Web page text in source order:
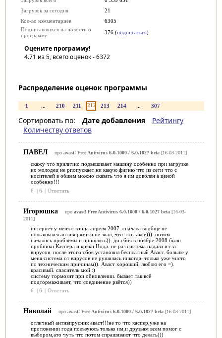
Загрузок за сегодня
21
Кол-во комментариев
6305
Подписавшихся на новости о
программе
376 (подписаться)
Оцените программу!
4.71 из 5, всего оценок -6372
Распределение оценок программы
1 ... 210 211 212 213 214 ... 307
Сортировать по: Дате добавления
Рейтингу
Количеству ответов
ПАВЕЛ про avast! Free Antivirus 6.0.1000 / 6.0.1027 beta[16-03-2011]
скажу что прилично подвешивает машину особенно при загрузке
но молодец не рпопускает ни какую фигню что из сети что с
носителей в обшем можно сказать что я им доволен а ценой
особенно!!!
6
| 6 | Ответить
Игорюшка про avast! Free Antivirus 6.0.1000 / 6.0.1027 beta[16-03-
2011]
интернет у меня с конца апреля 2007. сначала вообще не
пользовался антивирями и не знал, что это такое))). потом
начались проблемы и пришлось)). до сбоя в ноябре 2008 были
пробники Каспера и кряки Нода. не раз система падала из-за
вирусов. после этого сбоя установил бесплатный Аваст. больше у
меня система от вирусов не рушилась никогда. только уже чисто
по техническим причинам)). Аваст хороший, люблю его =).
красивый. спаситель мой :)
систему тормозит при обновлении. бывает так всё
подтормаживает, что соединение рвётся))
6
| 6 | Ответить
Николай про avast! Free Antivirus 6.0.1000 / 6.0.1027 beta[16-03-2011]
отличный антивирусник аваст!!!не то что каспер,уже на
протяжении года пользуюсь только им,и друзьям всем помог с
выбором,ато чуть что потом спрашивают что делать)))